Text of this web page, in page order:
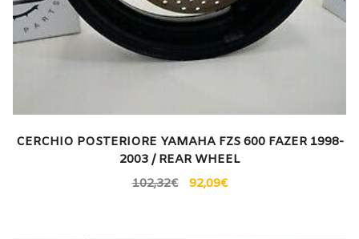
CERCHIO POSTERIORE YAMAHA FZS 600 FAZER 1998-
2003 / REAR WHEEL
102,32€ 92,09€